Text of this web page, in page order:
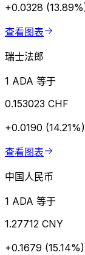
+0.0328
查看图表
瑞士法郎
1 ADA 等于
0.153023 CHF
+0.0190 (14.21%)
查看图表
中国人民币
1 ADA 等于
1.27712 CNY
+0.1679 (15.14%)